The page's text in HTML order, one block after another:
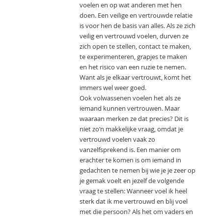
voelen en op wat anderen met hen
doen. Een veilige en vertrouwde relatie
is voor hen de basis van alles. Als ze zich
veilig en vertrouwd voelen, durven ze
zich open te stellen, contact te maken,
te experimenteren, grapjes te maken
en het risico van een ruzie te nemen.
Want als je elkaar vertrouwt, komt het
immers wel weer goed.
Ook volwassenen voelen het als ze
iemand kunnen vertrouwen. Maar
waaraan merken ze dat precies? Dit is
niet zo’n makkelijke vraag, omdat je
vertrouwd voelen vaak zo
vanzelfsprekend is. Een manier om
erachter te komen is om iemand in
gedachten te nemen bij wie je je zeer op
je gemak voelt en jezelf de volgende
vraag te stellen: Wanneer voel ik heel
sterk dat ik me vertrouwd en blij voel
met die persoon? Als het om vaders en